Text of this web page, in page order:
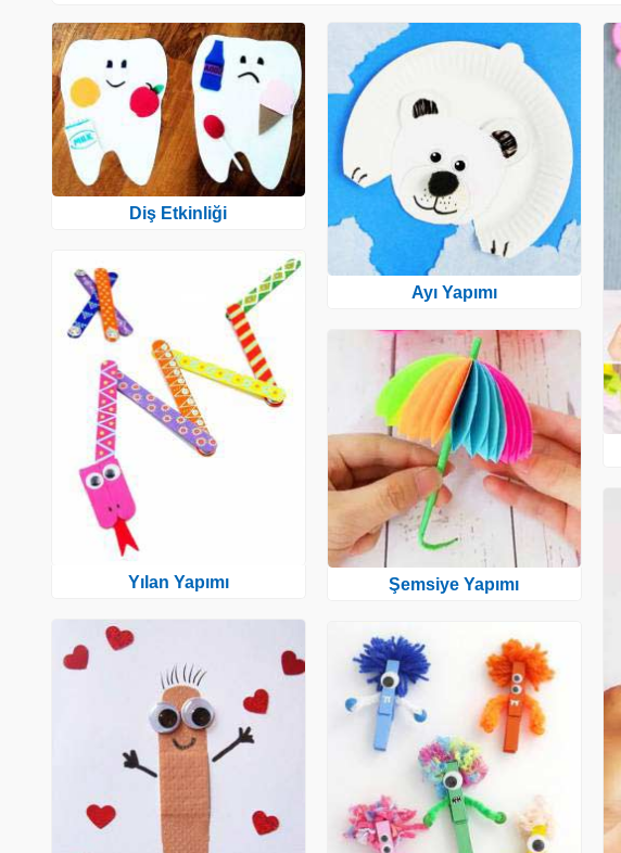
Diş Etkinliği
Yılan Yapımı
Ayı Yapımı
Şemsiye Yapımı